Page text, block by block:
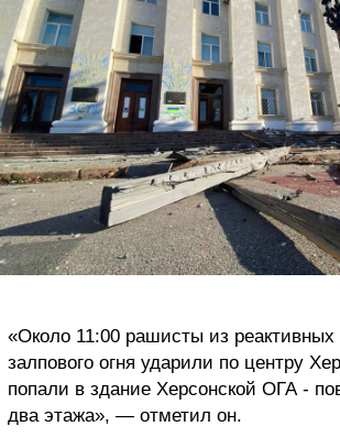
«Около 11:00 рашисты из реактивных
залпового огня ударили по центру
попали в здание Херсонской ОГА -
два этажа», — отметил он.